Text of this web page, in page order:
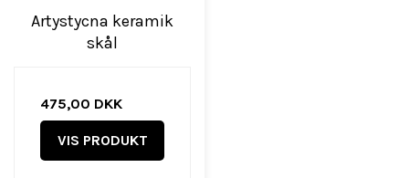
Artystycna keramik
skål
475,00 DKK
VIS PRODUKT